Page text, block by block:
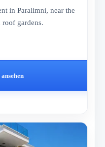
in Paralimni, near the
gardens.